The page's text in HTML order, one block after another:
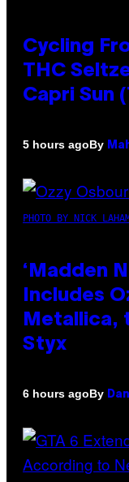
Cycling
THC
Capri Sun
5 hours agoBy
PHOTO BY NICK
‘Madden
Includes
Metallica,
Styx
6 hours agoBy